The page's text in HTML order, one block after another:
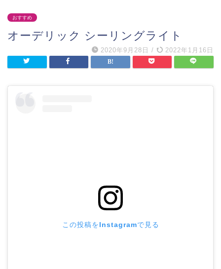
おすすめ
オーデリック シーリングライト
2020年9月28日 / 2022年1月16日
この投稿をInstagramで見る